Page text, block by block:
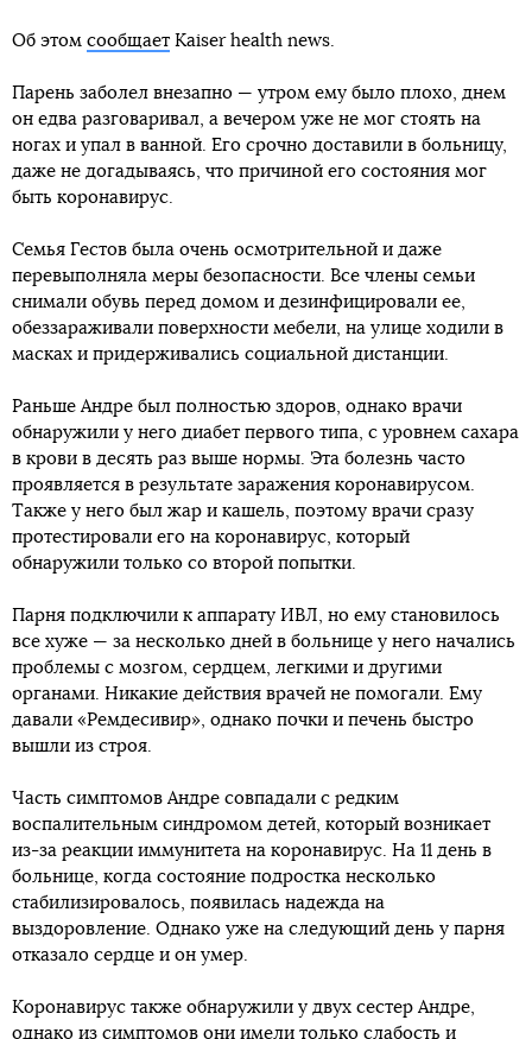
Об этом сообщает Kaiser health news.
Парень заболел внезапно — утром ему было плохо, днем
он едва разговаривал, а вечером уже не мог стоять на
ногах и упал в ванной. Его срочно доставили в больницу,
даже не догадываясь, что причиной его состояния мог
быть коронавирус.
Семья Гестов была очень осмотрительной и даже
перевыполняла меры безопасности. Все члены семьи
снимали обувь перед домом и дезинфицировали ее,
обеззараживали поверхности мебели, на улице ходили в
масках и придерживались социальной дистанции.
Раньше Андре был полностью здоров, однако врачи
обнаружили у него диабет первого типа, с уровнем сахара
в крови в десять раз выше нормы. Эта болезнь часто
проявляется в результате заражения коронавирусом.
Также у него был жар и кашель, поэтому врачи сразу
протестировали его на коронавирус, который
обнаружили только со второй попытки.
Парня подключили к аппарату ИВЛ, но ему становилось
все хуже — за несколько дней в больнице у него начались
проблемы с мозгом, сердцем, легкими и другими
органами. Никакие действия врачей не помогали. Ему
давали «Ремдесивир», однако почки и печень быстро
вышли из строя.
Часть симптомов Андре совпадали с редким
воспалительным синдромом детей, который возникает
из-за реакции иммунитета на коронавирус. На 11 день в
больнице, когда состояние подростка несколько
стабилизировалось, появилась надежда на
выздоровление. Однако уже на следующий день у парня
отказало сердце и он умер.
Коронавирус также обнаружили у двух сестер Андре,
однако из симптомов они имели только слабость и